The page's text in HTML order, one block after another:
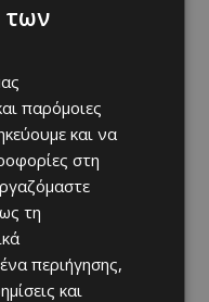
ΜΟΡΦΟΥ
ΟΜΟΝΟΙΑ-ΑΕΛ
το Super Cup –
των
παρόμοιες
και να
στη
τη
περιήγησης,
και